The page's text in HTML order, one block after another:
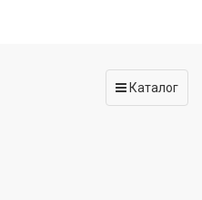
Каталог